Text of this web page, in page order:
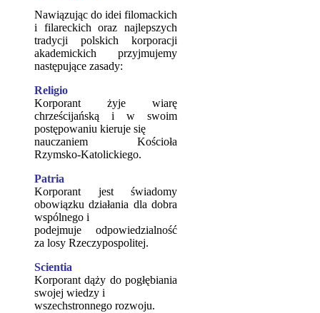
Nawiązując do idei filomackich
i filareckich oraz najlepszych
tradycji polskich korporacji
akademickich przyjmujemy
następujące zasady:
Religio
Korporant żyje wiarę
chrześcijańską i w swoim
postępowaniu kieruje się
nauczaniem Kościoła
Rzymsko-Katolickiego.
Patria
Korporant jest świadomy
obowiązku działania dla dobra
wspólnego i
podejmuje odpowiedzialność
za losy Rzeczypospolitej.
Scientia
Korporant dąży do pogłębiania
swojej wiedzy i
wszechstronnego rozwoju.